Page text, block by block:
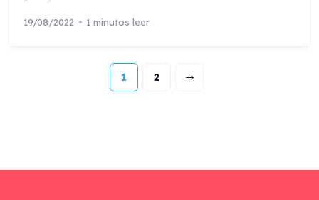
19/08/2022 1 minutos leer
1 2